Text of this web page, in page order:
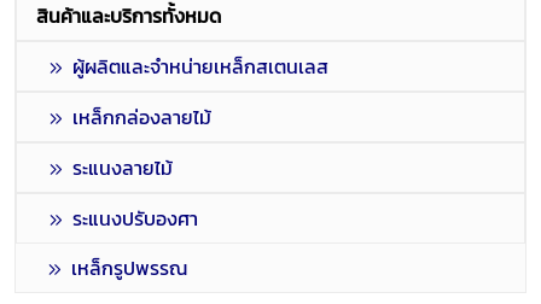
สินค้าและบริการทั้งหมด
ผู้ผลิตและจำหน่ายเหล็กสเตนเลส
เหล็กกล่องลายไม้
ระแนงลายไม้
ระแนงปรับองศา
เหล็กรูปพรรณ